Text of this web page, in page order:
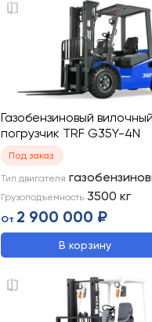
Газобензиновый вилочный
погрузчик TRF G35Y-4N
Под заказ
Тип двигателя
Грузоподъемность 3500 кг
От 2 900 000 ₽
В корзину